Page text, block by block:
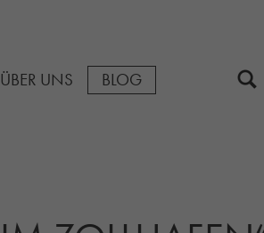
ÜBER UNS BLOG